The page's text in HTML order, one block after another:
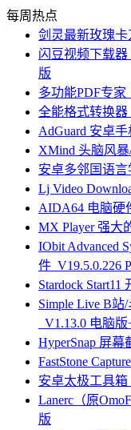
每周热点
剑灵最新玫瑰卡
闪豆视频下载器
版
多功能PDF专家
全能格式转换器
AdGuard 安卓
XMind 头脑风暴
安卓多邻国语言
Lj Video
AIDA64 电脑硬
MX Player 强大
IObit Advanced
件_V19.5.0.226
Stardock
Simple Live B
_V1.13.0 电脑
HyperSnap 屏幕
FastStone
安卓太极工具箱
Lanerc（原
版